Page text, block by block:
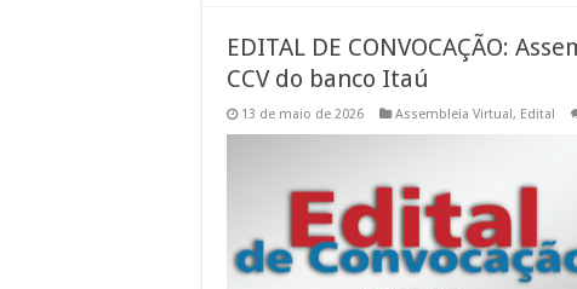
EDITAL DE CONVOCAÇÃO:
CCV do banco Itaú
13 de maio de 2026 Assembleia Virtual, Edital